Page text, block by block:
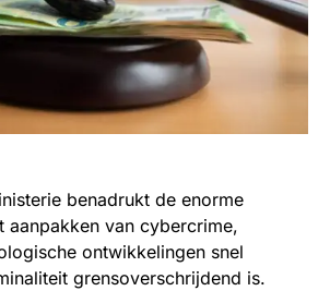
benadrukt de enorme
aanpakken van cybercrime,
ontwikkelingen snel
grensoverschrijdend is.